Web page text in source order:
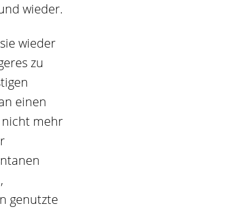
wieder.
wieder
zu
einen
nicht mehr
genutzte